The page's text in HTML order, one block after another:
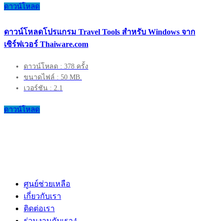
ดาวน์โหลด
ดาวน์โหลดโปรแกรม Travel Tools สำหรับ Windows จาก
เซิร์ฟเวอร์ Thaiware.com
ดาวน์โหลด : 378 ครั้ง
ขนาดไฟล์ : 50 MB.
เวอร์ชัน : 2.1
ดาวน์โหลด
ศูนย์ช่วยเหลือ
เกี่ยวกับเรา
ติดต่อเรา